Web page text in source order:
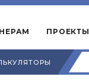
ПРОЕКТЫ